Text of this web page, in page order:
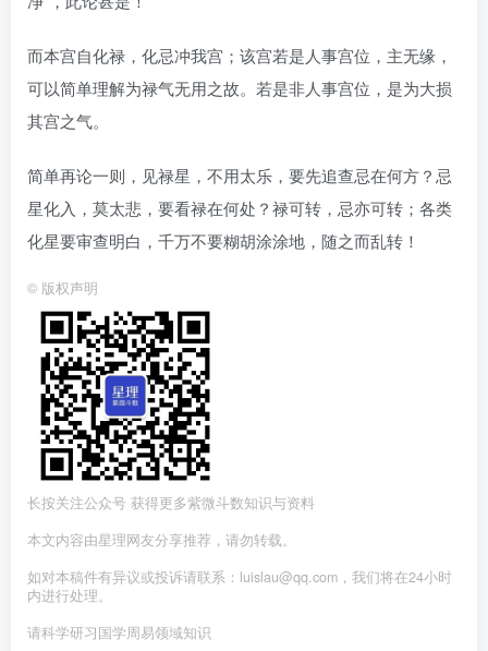
而本宫自化禄，化忌冲我宫；该宫若是人事宫位，主无缘，
可以简单理解为禄气无用之故。若是非人事宫位，是为大损
其宫之气。
简单再论一则，见禄星，不用太乐，要先追查忌在何方？忌
星化入，莫太悲，要看禄在何处？禄可转，忌亦可转；各类
化星要审查明白，千万不要糊胡涂涂地，随之而乱转！
© 版权声明
长按关注公众号 获得更多紫微斗数知识与资料
本文内容由星理网友分享推荐，请勿转载。
如对本稿件有异议或投诉请联系：luislau@qq.com，我们将在24小时
内进行处理。
请科学研习国学周易领域知识